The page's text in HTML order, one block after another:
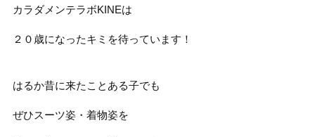
カラダメンテラボKINEは
２０歳になったキミを待っています！
はるか昔に来たことある子でも
ぜひスーツ姿・着物姿を